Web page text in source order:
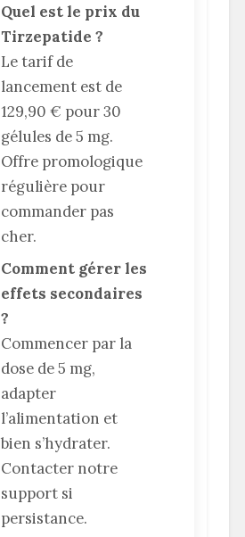
Quel est le prix du
Tirzepatide ?
Le tarif de
lancement est de
129,90 € pour 30
gélules de 5 mg.
Offre promologique
régulière pour
commander pas
cher.
Comment gérer les
effets secondaires
?
Commencer par la
dose de 5 mg,
adapter
l’alimentation et
bien s’hydrater.
Contacter notre
support si
persistance.